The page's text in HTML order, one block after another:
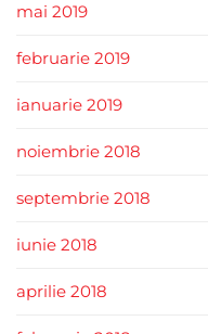
mai 2019
februarie 2019
ianuarie 2019
noiembrie 2018
septembrie 2018
iunie 2018
aprilie 2018